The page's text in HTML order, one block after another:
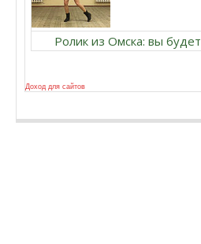
Ролик из Омска: вы
Доход для сайтов